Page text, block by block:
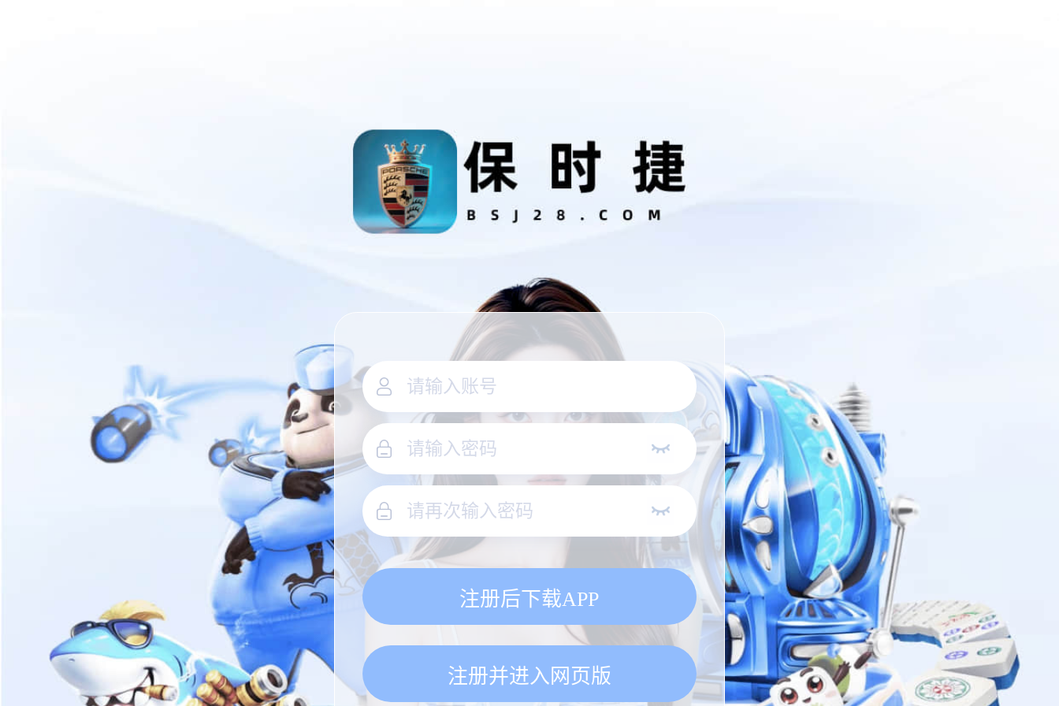
注册后下载APP
注册并进入网页版